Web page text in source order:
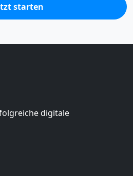
starten
digitale